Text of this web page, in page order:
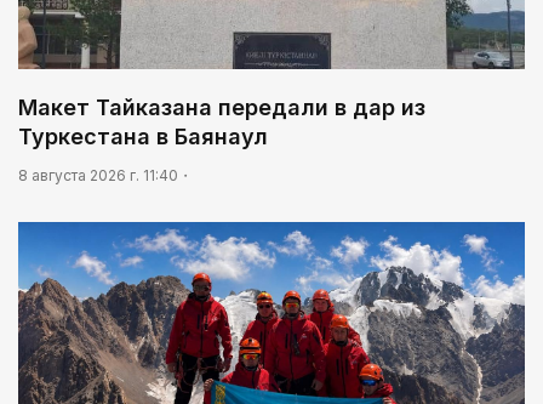
Макет Тайказана передали в дар из
Туркестана в Баянаул
8 августа 2026 г. 11:40